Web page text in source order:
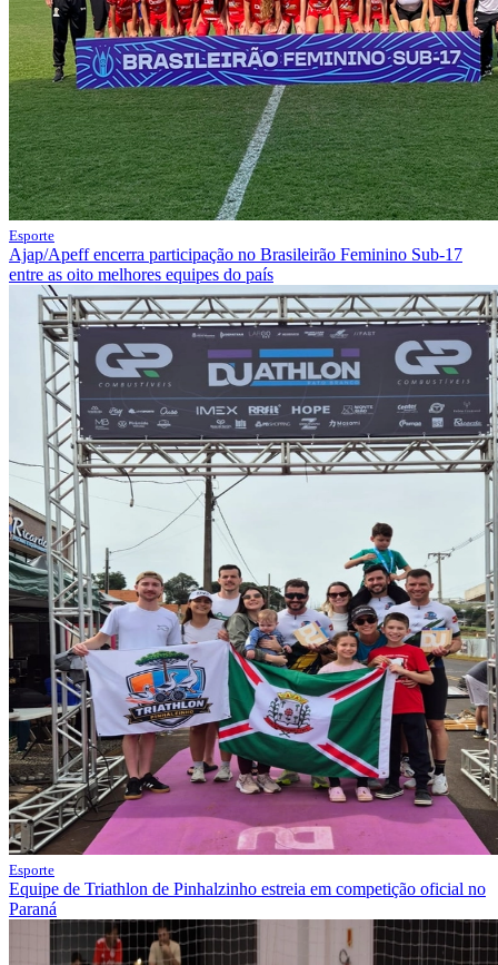
Esporte
Ajap/Apeff encerra participação no Brasileirão Feminino Sub-17
entre as oito melhores equipes do país
Esporte
Equipe de Triathlon de Pinhalzinho estreia em competição oficial no
Paraná